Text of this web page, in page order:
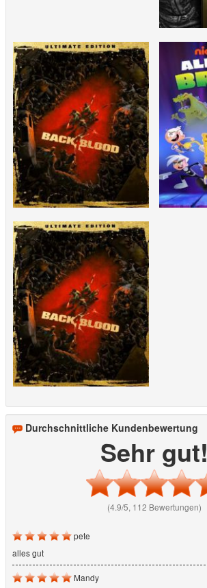
Durchschnittliche Kundenbewertung
Sehr gut!
(4.9/5, 112 Bewertungen)
pete
alles gut
Mandy